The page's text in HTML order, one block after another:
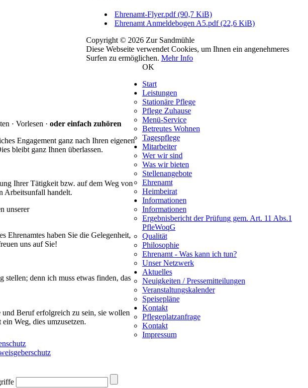
Ehrenamt-Flyer.pdf(90,7 KiB)
Ehrenamt Anmeldebogen A5.pdf(22,6 KiB)
· Vorlesen ·oder einfach zuhören
Engagement ganz nach Ihren eigenen
bleibt ganz Ihnen überlassen.
Ihrer Tätigkeit bzw. auf dem Weg von
Arbeitsunfall handelt.
unserer
Ehrenamtes haben Sie die Gelegenheit,
uns auf Sie!
denn ich muss etwas finden, das
Beruf erfolgreich zu sein, sie wollen
Weg, dies umzusetzen.
Copyright © 2026 Zur Sandmühle
Diese Webseite verwendet Cookies, um Ihnen ein angenehmeres
Surfen zu ermöglichen. Mehr Info
OK
Start
Leistungen
Stationäre Pflege
Pflege Zuhause
Menü-Service
Betreutes Wohnen
Tagespflege
Mitarbeiter
Wer wir sind
Was wir bieten
Stellenangebote
Ehrenamt
Heimbeirat
Informationen
Informationen
Ergebnisbericht der Prüfung gem. Art. 11 Abs.1
PfleWoqG
Qualität
Philosophie
Ehrenamt - Was kann ich tun?
Unser Netzwerk
Aktuelles
Neuigkeiten / Pressemitteilungen
Veranstaltungskalender
Speisepläne
Kontakt
Pflegeplatzanfrage
Kontakt
Impressum